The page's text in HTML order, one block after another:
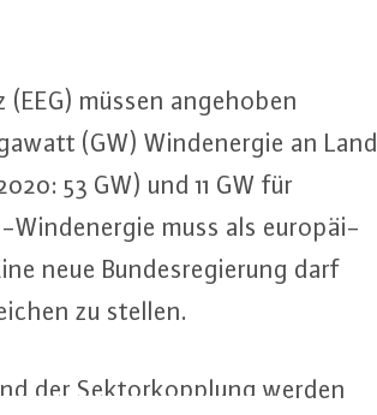
müssen angehoben
(GW) Wind­ener­gie an Land
53 GW) und 11 GW für
Wind­ener­gie muss als eu­ro­päi­
neue Bun­des­re­gie­rung darf
zu stellen.
der Sek­tor­kopp­lung werden